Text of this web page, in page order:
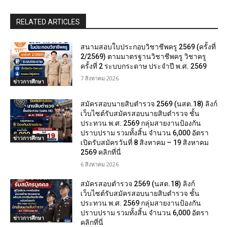
RELATED ARTICLES
ข่าวการศึกษา
สนามสอบใบประกอบวิชาชีพครู 2569 (ครั้งที่
2/2569) ตามมาตรฐานวิชาชีพครู วิชาครู
ครั้งที่ 2 ระบบกระดาษ ประจำปี พ.ศ. 2569
7 สิงหาคม 2026
ข่าวการศึกษา
สมัครสอบนายสิบตำรวจ 2569 (นสต.18) ลิงก์
เว็บไซต์รับสมัครสอบนายสิบตำรวจ ชั้น
ประทวน พ.ศ. 2569 กลุ่มสายงานป้องกัน
ปราบปราม รวมทั้งสิ้น จำนวน 6,000 อัตรา
เปิดรับสมัครวันที่ 8 สิงหาคม – 19 สิงหาคม
2569 คลิกที่นี่
6 สิงหาคม 2026
ข่าวการศึกษา
สมัครสอบตํารวจ 2569 (นสต.18) ลิงก์
เว็บไซต์รับสมัครสอบนายสิบตำรวจ ชั้น
ประทวน พ.ศ. 2569 กลุ่มสายงานป้องกัน
ปราบปราม รวมทั้งสิ้น จำนวน 6,000 อัตรา
คลิกที่นี่